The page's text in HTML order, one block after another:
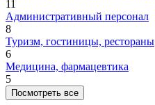
11
Административный персонал
8
Туризм, гостиницы, рестораны
6
Медицина, фармацевтика
5
Посмотреть все